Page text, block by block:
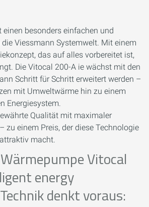
einen besonders einfachen und
Viessmann Systemwelt. Mit einem
das auf alles vorbereitet ist,
Die Vitocal 200-A ie wächst mit den
Schritt für Schritt erweitert werden –
mit Umweltwärme hin zu einem
Energiesystem.
Qualität mit maximaler
zu einem Preis, der diese Technologie
macht.
Vitocal
energy
denkt voraus: